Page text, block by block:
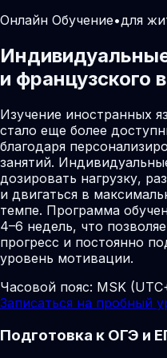
Онлайн Обучение•для
и французского
Изучение иностранных
стало еще более
благодаря
занятий.
дозировать нагрузку,
и двигаться в
темпе. Программа
4–6 недель, что
прогресс и постоянно
уровень мотивации.
Часовой пояс: MSK
Записаться на пробный
Подготовка к ОГЭ и